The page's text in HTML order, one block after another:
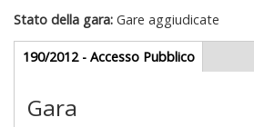
Stato della gara: Gare aggiudicate
Gare appalti
190/2012 - Accesso Pubblico(scheda
attiva)
Gara